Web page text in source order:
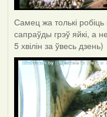
Самец жа толькі
сапраўды грэў яйкі, а
5 хвілін за ўвесь дзень)